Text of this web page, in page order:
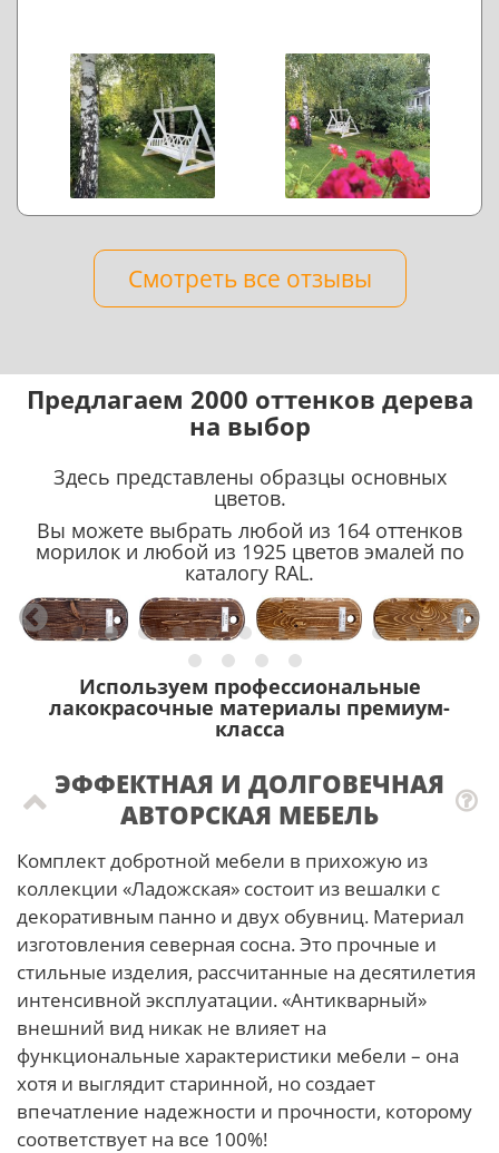
Смотреть все отзывы
Предлагаем 2000 оттенков дерева
на выбор
Здесь представлены образцы основных
цветов.
Вы можете выбрать любой из 164 оттенков
морилок и любой из 1925 цветов эмалей по
каталогу RAL.
Используем профессиональные
лакокрасочные материалы премиум-
класса
ЭФФЕКТНАЯ И ДОЛГОВЕЧНАЯ
АВТОРСКАЯ МЕБЕЛЬ
Комплект добротной мебели в прихожую из
коллекции «Ладожская» состоит из вешалки с
декоративным панно и двух обувниц. Материал
изготовления северная сосна. Это прочные и
стильные изделия, рассчитанные на десятилетия
интенсивной эксплуатации. «Антикварный»
внешний вид никак не влияет на
функциональные характеристики мебели – она
хотя и выглядит старинной, но создает
впечатление надежности и прочности, которому
соответствует на все 100%!